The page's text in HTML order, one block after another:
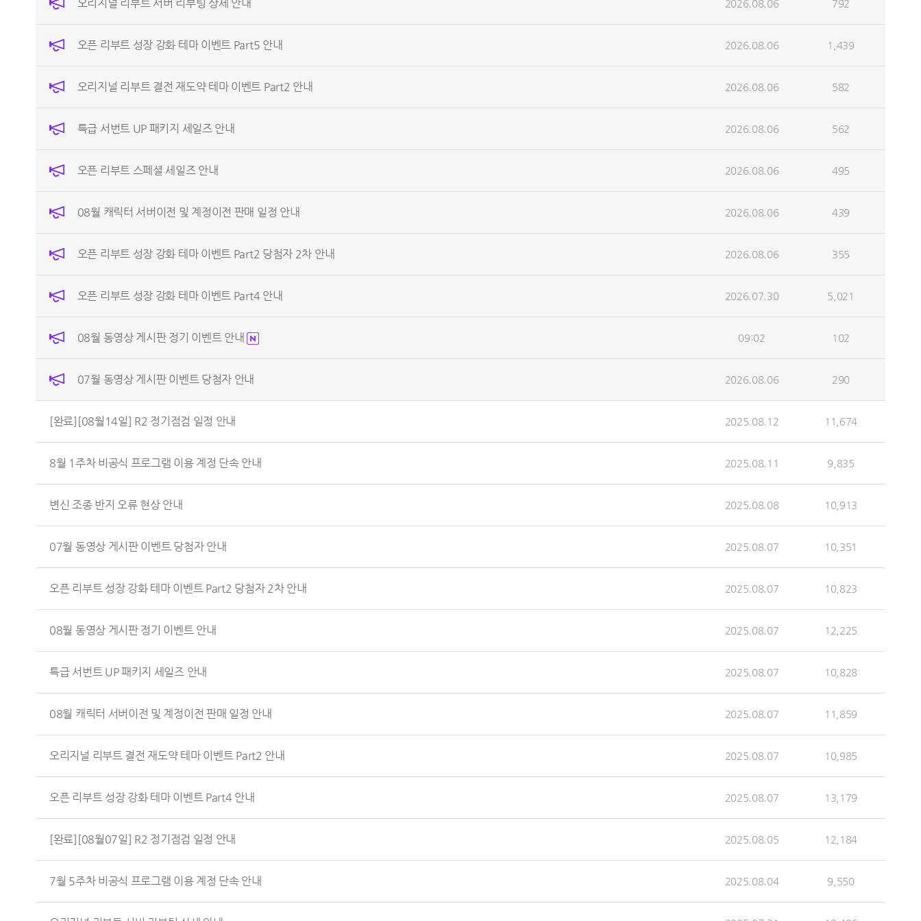
오리지널 리부트 서버 리부팅 상세 안내 2026.08.06 792
오픈 리부트 성장 강화 테마 이벤트 Part5 안내 2026.08.06 1,439
오리지널 리부트 결전 재도약 테마 이벤트 Part2 안내 2026.08.06 582
특급 서번트 UP 패키지 세일즈 안내 2026.08.06 562
오픈 리부트 스페셜 세일즈 안내 2026.08.06 495
08월 캐릭터 서버이전 및 계정이전 판매 일정 안내 2026.08.06 439
오픈 리부트 성장 강화 테마 이벤트 Part2 당첨자 2차 안내 2026.08.06 355
오픈 리부트 성장 강화 테마 이벤트 Part4 안내 2026.07.30 5,021
08월 동영상 게시판 정기 이벤트 안내 09:02 102
07월 동영상 게시판 이벤트 당첨자 안내 2026.08.06 290
[완료][08월14일] R2 정기점검 일정 안내 2025.08.12 11,674
8월 1주차 비공식 프로그램 이용 계정 단속 안내 2025.08.11 9,835
변신 조종 반지 오류 현상 안내 2025.08.08 10,913
07월 동영상 게시판 이벤트 당첨자 안내 2025.08.07 10,351
오픈 리부트 성장 강화 테마 이벤트 Part2 당첨자 2차 안내 2025.08.07 10,823
08월 동영상 게시판 정기 이벤트 안내 2025.08.07 12,225
특급 서번트 UP 패키지 세일즈 안내 2025.08.07 10,828
08월 캐릭터 서버이전 및 계정이전 판매 일정 안내 2025.08.07 11,859
오리지널 리부트 결전 재도약 테마 이벤트 Part2 안내 2025.08.07 10,985
오픈 리부트 성장 강화 테마 이벤트 Part4 안내 2025.08.07 13,179
[완료][08월07일] R2 정기점검 일정 안내 2025.08.05 12,184
7월 5주차 비공식 프로그램 이용 계정 단속 안내 2025.08.04 9,550